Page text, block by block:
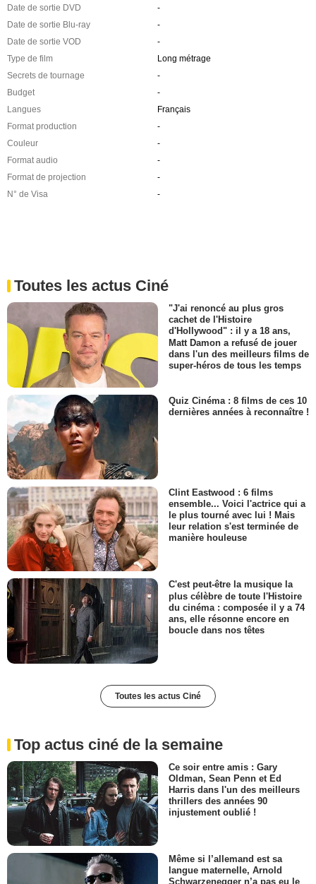
Date de sortie DVD
-
Date de sortie Blu-ray
-
Date de sortie VOD
-
Type de film
Long métrage
Secrets de tournage
-
Budget
-
Langues
Français
Format production
-
Couleur
-
Format audio
-
Format de projection
-
N° de Visa
-
Toutes les actus Ciné
"J'ai renoncé au plus gros
cachet de l'Histoire
d'Hollywood" : il y a 18 ans,
Matt Damon a refusé de jouer
dans l'un des meilleurs films de
super-héros de tous les temps
Quiz Cinéma : 8 films de ces 10
dernières années à reconnaître !
Clint Eastwood : 6 films
ensemble... Voici l'actrice qui a
le plus tourné avec lui ! Mais
leur relation s'est terminée de
manière houleuse
C'est peut-être la musique la
plus célèbre de toute l'Histoire
du cinéma : composée il y a 74
ans, elle résonne encore en
boucle dans nos têtes
Toutes les actus Ciné
Top actus ciné de la semaine
Ce soir entre amis : Gary
Oldman, Sean Penn et Ed
Harris dans l'un des meilleurs
thrillers des années 90
injustement oublié !
Même si l’allemand est sa
langue maternelle, Arnold
Schwarzenegger n’a pas eu le